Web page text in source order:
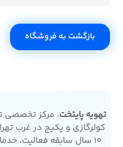
بازگشت به فروشگاه
تهویه پایتخت، مرکز تخصصی
کولرگازی و پکیج در غرب
10 سال سابقه فعالیت،